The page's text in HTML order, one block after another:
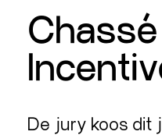
De jury koos dit